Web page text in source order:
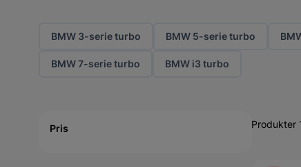
BMW 3-serie turbo BMW 5-serie turbo
BMW 7-serie turbo BMW i3 turbo
Pris Produkter